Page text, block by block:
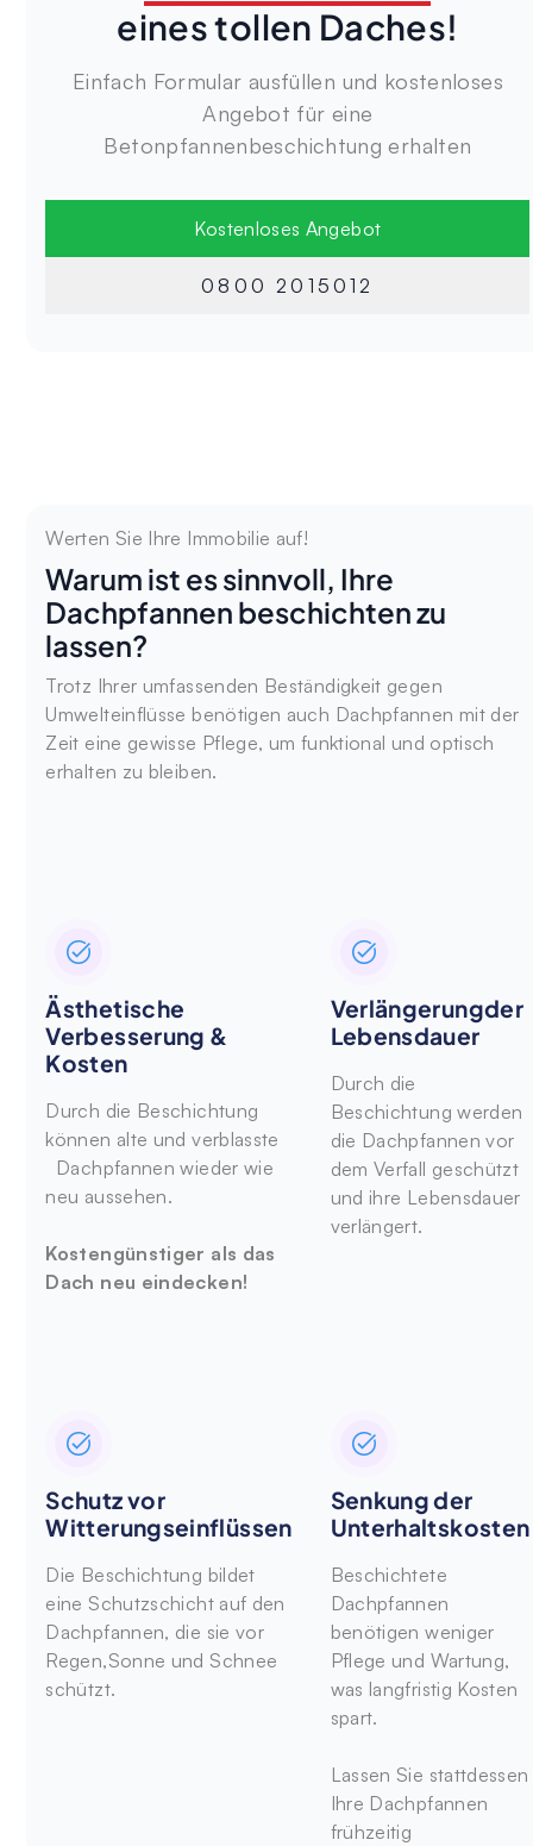
eines tollen Daches!
Einfach Formular ausfüllen und kostenloses
Angebot für eine
Betonpfannenbeschichtung erhalten
Kostenloses Angebot
0800 2015012
Werten Sie Ihre Immobilie auf!
Warum ist es sinnvoll, Ihre
Dachpfannen beschichten zu
lassen?
Trotz Ihrer umfassenden Beständigkeit gegen
Umwelteinflüsse benötigen auch Dachpfannen mit der
Zeit eine gewisse Pflege, um funktional und optisch
erhalten zu bleiben.
Ästhetische
Verbesserung &
Kosten
Durch die Beschichtung
können alte und verblasste
Dachpfannen wieder wie
neu aussehen.
Kostengünstiger als das
Dach neu eindecken!
Verlängerungder
Lebensdauer
Durch die
Beschichtung werden
die Dachpfannen vor
dem Verfall geschützt
und ihre Lebensdauer
verlängert.
Schutz vor
Witterungseinflüssen
Die Beschichtung bildet
eine Schutzschicht auf den
Dachpfannen, die sie vor
Regen,Sonne und Schnee
schützt.
Senkung der
Unterhaltskosten
Beschichtete
Dachpfannen
benötigen weniger
Pflege und Wartung,
was langfristig Kosten
spart.
Lassen Sie stattdessen
Ihre Dachpfannen
frühzeitig